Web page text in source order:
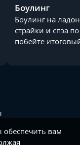
Боулинг
Боулинг на
страйки и спэа
побейте
вам